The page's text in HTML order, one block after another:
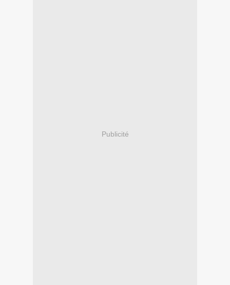
Publicité